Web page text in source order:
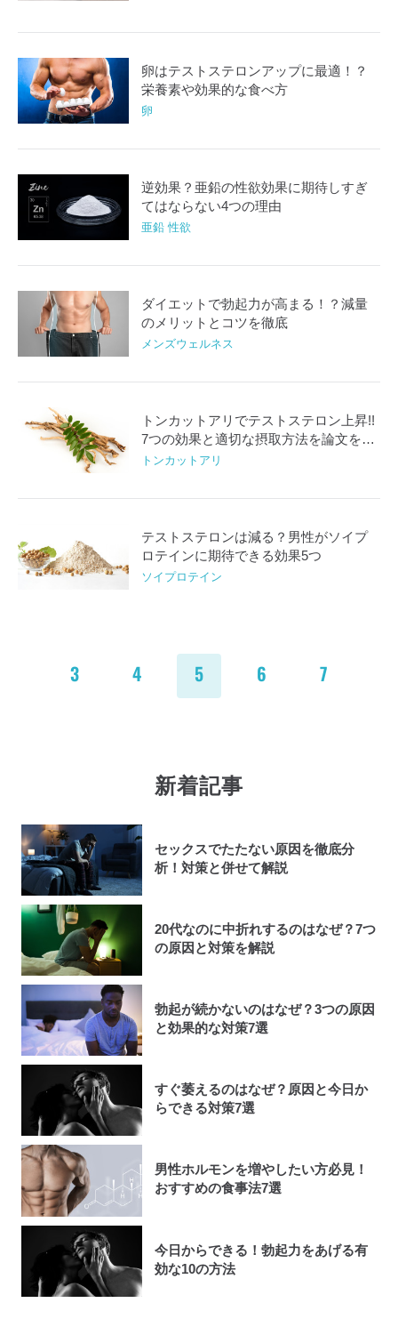
卵はテストステロンアップに最適！？
栄養素や効果的な食べ方
卵
逆効果？亜鉛の性欲効果に期待しすぎ
てはならない4つの理由
亜鉛 性欲
ダイエットで勃起力が高まる！？減量
のメリットとコツを徹底
メンズウェルネス
トンカットアリでテストステロン上昇!!
7つの効果と適切な摂取方法を論文を基
に解説
トンカットアリ
テストステロンは減る？男性がソイプ
ロテインに期待できる効果5つ
ソイプロテイン
3 4 5 6 7
新着記事
セックスでたたない原因を徹底分
析！対策と併せて解説
20代なのに中折れするのはなぜ？7つ
の原因と対策を解説
勃起が続かないのはなぜ？3つの原因
と効果的な対策7選
すぐ萎えるのはなぜ？原因と今日か
らできる対策7選
男性ホルモンを増やしたい方必見！
おすすめの食事法7選
今日からできる！勃起力をあげる有
効な10の方法